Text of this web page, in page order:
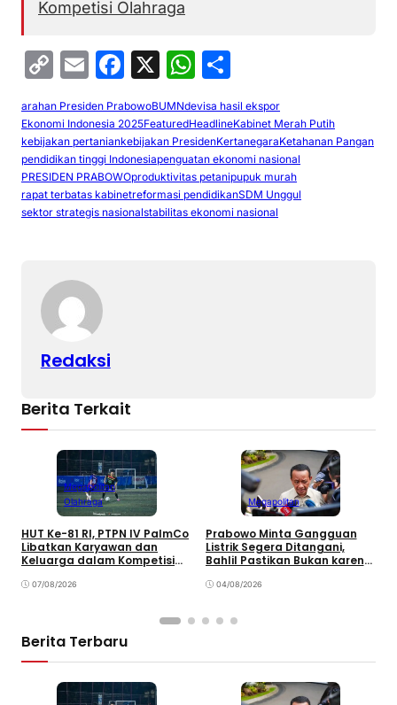
Kompetisi Olahraga
C
o
p
y
Li
n
E
m
ai
l
F
a
c
e
b
o
X
W
h
at
s
A
p
h
ar
e
arahan Presiden PrabowoBUMNdevisa hasil ekspor
Ekonomi Indonesia 2025FeaturedHeadlineKabinet Merah Putih
kebijakan pertaniankebijakan PresidenKertanegaraKetahanan Pangan
pendidikan tinggi Indonesiapenguatan ekonomi nasional
PRESIDEN PRABOWOproduktivitas petanipupuk murah
rapat terbatas kabinetreformasi pendidikanSDM Unggul
sektor strategis nasionalstabilitas ekonomi nasional
Redaksi
Berita Terkait
Megapolitan
Olahraga
HUT Ke-81 RI, PTPN IV PalmCo
Libatkan Karyawan dan
Keluarga dalam Kompetisi
07/08/2026
Megapolitan
Prabowo Minta Gangguan
Listrik Segera Ditangani,
Bahlil Pastikan Bukan karena
04/08/2026
Berita Terbaru